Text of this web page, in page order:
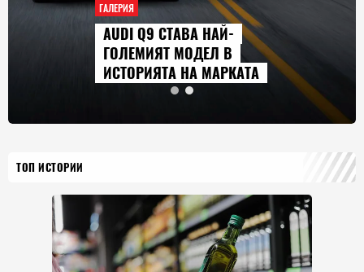
ГАЛЕРИЯ
AUDI Q9 СТАВА НАЙ-
ГОЛЕМИЯТ МОДЕЛ В
ИСТОРИЯТА НА МАРКАТА
ТОП ИСТОРИИ